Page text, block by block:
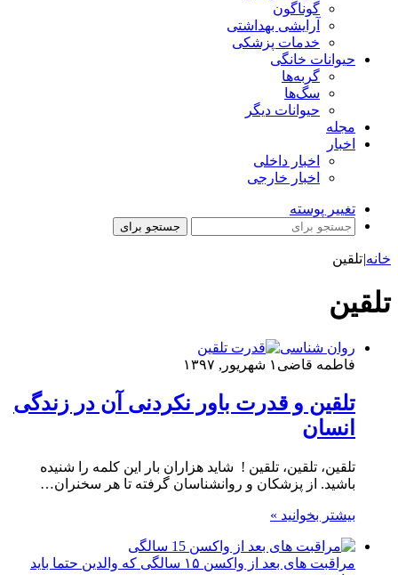
گوناگون
آرایشی بهداشتی
خدمات پزشکی
حیوانات خانگی
گربه‌ها
سگ‌ها
حیوانات دیگر
مجله
اخبار
اخبار داخلی
اخبار خارجی
تغییر پوسته
جستجو برای
خانه|تلقین
تلقین
روان شناسی
فاطمه قاضی ۱ شهریور, ۱۳۹۷
تلقین و قدرت باور نکردنی آن در زندگی
انسان
تلقین، تلقین، تلقین ! شاید هزاران بار این کلمه را شنیده
باشید. از پزشکان و روانشناسان گرفته تا هر سخنران…
بیشتر بخوانید »
مراقبت های بعد از واکسن ۱۵ سالگی که والدین حتما باید